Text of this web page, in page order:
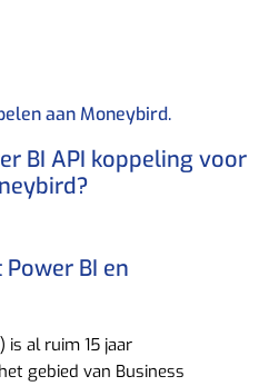
aan Moneybird.
BI API koppeling voor
BI en
is al ruim 15 jaar
gebied van Business